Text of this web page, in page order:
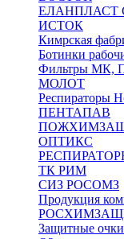
ЕЛАНПЛАСТ
ИСТОК
Кимрская
Ботинки
Фильтры МК,
МОЛОТ
Респираторы
ПЕНТАПАВ
ОПТИКС
ТК РИМ
СИЗ РОСОМЗ
Продукция
Защитные